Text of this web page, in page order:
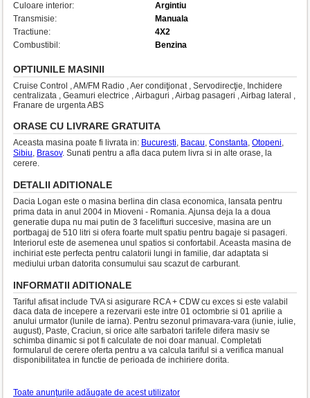
Culoare interior:
Argintiu
Transmisie:
Manuala
Tractiune:
4X2
Combustibil:
Benzina
OPTIUNILE MASINII
Cruise Control , AM/FM Radio , Aer condiţionat , Servodirecţie, Inchidere
centralizata , Geamuri electrice , Airbaguri , Airbag pasageri , Airbag lateral ,
Franare de urgenta ABS
ORASE CU LIVRARE GRATUITA
Aceasta masina poate fi livrata in: Bucuresti, Bacau, Constanta, Otopeni,
Sibiu, Brasov. Sunati pentru a afla daca putem livra si in alte orase, la
cerere.
DETALII ADITIONALE
Dacia Logan este o masina berlina din clasa economica, lansata pentru
prima data in anul 2004 in Mioveni - Romania. Ajunsa deja la a doua
generatie dupa nu mai putin de 3 facelifturi succesive, masina are un
portbagaj de 510 litri si ofera foarte mult spatiu pentru bagaje si pasageri.
Interiorul este de asemenea unul spatios si confortabil. Aceasta masina de
inchiriat este perfecta pentru calatorii lungi in familie, dar adaptata si
mediului urban datorita consumului sau scazut de carburant.
INFORMATII ADITIONALE
Tariful afisat include TVA si asigurare RCA + CDW cu exces si este valabil
daca data de incepere a rezervarii este intre 01 octombrie si 01 aprilie a
anului urmator (lunile de iarna). Pentru sezonul primavara-vara (iunie, iulie,
august), Paste, Craciun, si orice alte sarbatori tarifele difera masiv se
schimba dinamic si pot fi calculate de noi doar manual. Completati
formularul de cerere oferta pentru a va calcula tariful si a verifica manual
disponibilitatea in functie de perioada de inchiriere dorita.
Toate anunţurile adăugate de acest utilizator